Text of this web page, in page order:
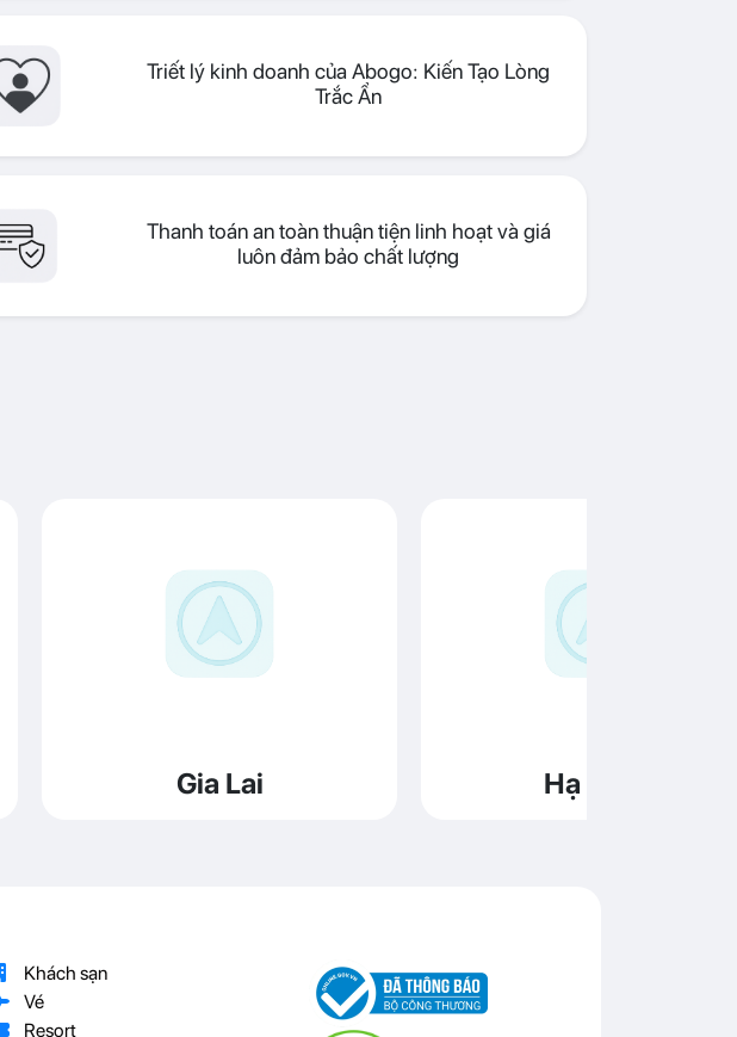
Triết lý kinh doanh của Abogo: Kiến Tạo Lòng
Trắc Ẩn
Thanh toán an toàn thuận tiện linh hoạt và giá
luôn đảm bảo chất lượng
Gia Lai Hạ Long
Khách sạn
Vé
Resort